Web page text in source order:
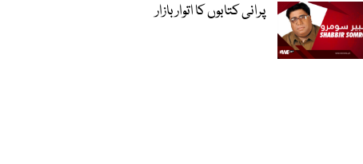
پرانی کتابوں کا اتوار بازار